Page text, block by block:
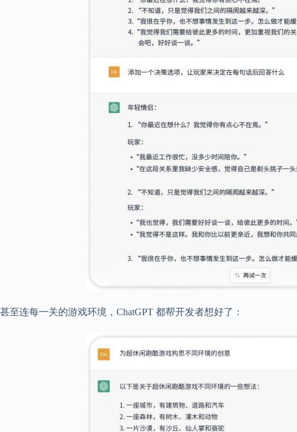
甚至连每一关的游戏环境，ChatGPT 都帮开发者想好了：